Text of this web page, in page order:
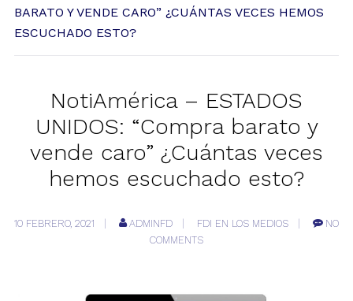
BARATO Y VENDE CARO” ¿CUÁNTAS VECES HEMOS
ESCUCHADO ESTO?
NotiAmérica – ESTADOS
UNIDOS: “Compra barato y
vende caro” ¿Cuántas veces
hemos escuchado esto?
10 FEBRERO, 2021 ADMINFD FDI EN LOS MEDIOS
NO
COMMENTS